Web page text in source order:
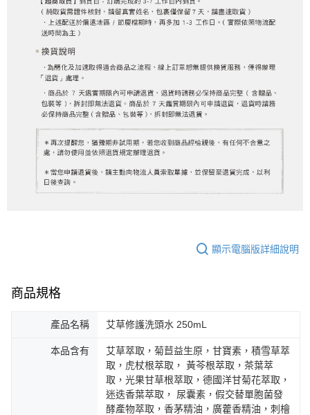
顯示電腦版詳細說明
商品規格
產品名稱 艾草修護洗頭水 250mL
本品含有
艾草萃取，菊苣益生原，甘寶素，積雪草萃
取，虎杖根萃取， 黃芩根萃取，茶葉萃
取，光果甘草根萃取，德國洋甘菊花萃取，
迷迭香葉萃取， 尿囊素，假交替單胞菌發
酵產物萃取，香茅精油，廣藿香精油，刺檜